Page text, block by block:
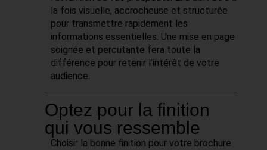
la fois visuelle, accrocheuse et structurée
pour transmettre rapidement les
informations essentielles. Une mise en page
soignée et percutante fera toute la
différence pour retenir l’intérêt de votre
audience.
Optez pour la finition
qui vous ressemble
Choisir la bonne finition pour votre brochure